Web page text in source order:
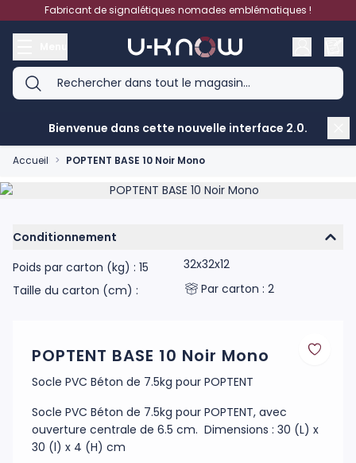
Aller au contenuFabricant de signalétiques nomades emblématiques !
Bienvenue dans cette nouvelle interface 2.0.
Accueil > POPTENT BASE 10 Noir Mono
Product image gallery - scroll to see more images
Conditionnement
Poids par carton (kg) : 15
Taille du carton (cm) :
32x32x12
Par carton : 2
POPTENT BASE 10 Noir Mono
Socle PVC Béton de 7.5kg pour POPTENT
Socle PVC Béton de 7.5kg pour POPTENT, avec
ouverture centrale de 6.5 cm. Dimensions : 30 (L) x
30 (l) x 4 (H) cm